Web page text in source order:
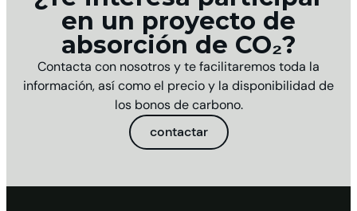
en un proyecto de
absorción de CO₂?
Contacta con nosotros y te facilitaremos toda la
información, así como el precio y la disponibilidad de
los bonos de carbono.
contactar